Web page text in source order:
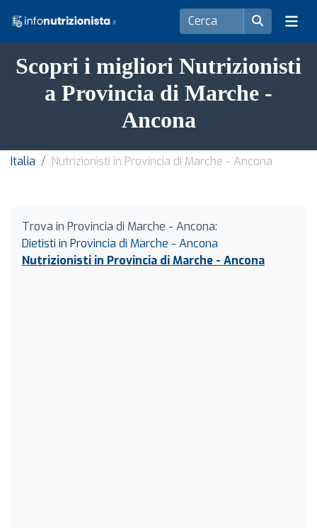
Scopri i migliori Nutrizionisti
a Provincia di Marche -
Ancona
Italia Nutrizionisti in Provincia di Marche - Ancona
Trova in Provincia di Marche - Ancona:
Dietisti in Provincia di Marche - Ancona
Nutrizionisti in Provincia di Marche - Ancona